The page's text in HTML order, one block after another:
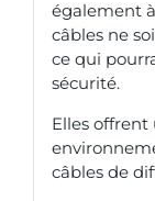
également
câbles ne
ce qui
sécurité.
Elles
câbles de